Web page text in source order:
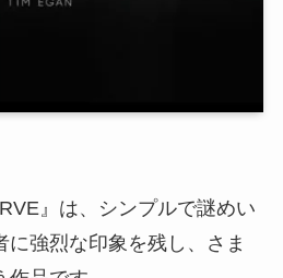
』は、シンプルで謎めい
に強烈な印象を残し、さま